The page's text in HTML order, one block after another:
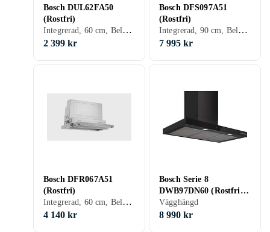
Bosch DUL62FA50
(Rostfri)
Integrerad, 60 cm, Belysning
2 399 kr
Bosch DFS097A51
(Rostfri)
Integrerad, 90 cm, Belysning, Utdragbar
7 995 kr
Bosch DFR067A51
(Rostfri)
Integrerad, 60 cm, Belysning, Utdragbar, Med kolfilter
4 140 kr
Bosch Serie 8
DWB97DN60 (Rostfritt
stål)
Vägghängd
8 990 kr